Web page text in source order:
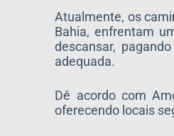
Atualmente, os
Bahia, enfrentam
descansar,
adequada.
Dê acordo com
oferecendo locais